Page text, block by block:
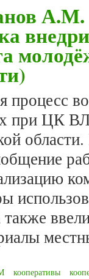
А.М.
процесс
при ЦК
кооперативы